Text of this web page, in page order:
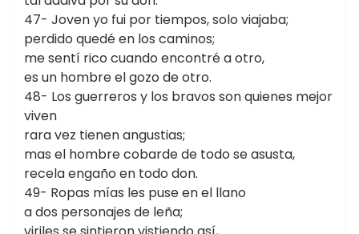
47- Joven yo fui por tiempos, solo viajaba;
perdido quedé en los caminos;
me sentí rico cuando encontré a otro,
es un hombre el gozo de otro.
48- Los guerreros y los bravos son quienes mejor
viven
rara vez tienen angustias;
mas el hombre cobarde de todo se asusta,
recela engaño en todo don.
49- Ropas mías les puse en el llano
a dos personajes de leña;